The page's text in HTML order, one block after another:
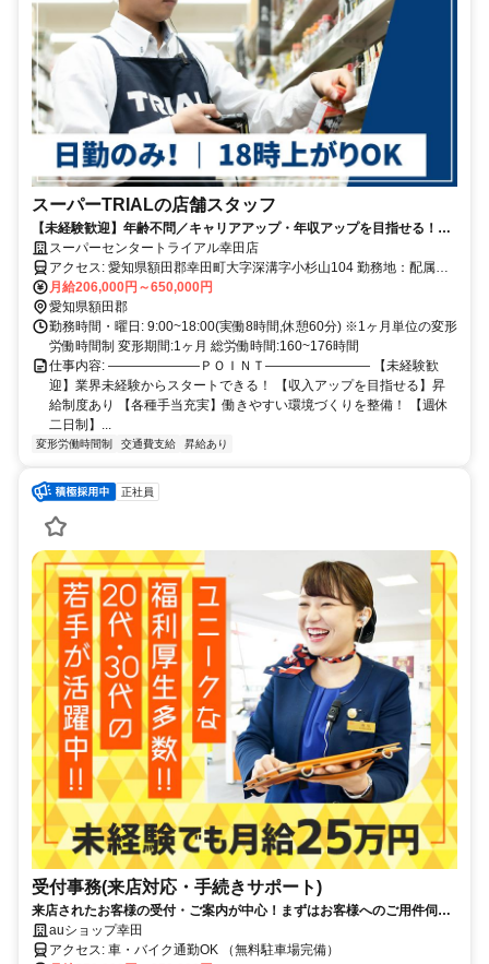
スーパーTRIALの店舗スタッフ
【未経験歓迎】年齢不問／キャリアアップ・年収アップを目指せる！／
小売業等の経験が活かせる／週休二日制／昇給・賞与あり／福利厚生充
実
スーパーセンタートライアル幸田店
アクセス: 愛知県額田郡幸田町大字深溝字小杉山104 勤務地：配属は
所在地の都道府県 ※初任地は最寄りの店舗又は希望エリアを優先し
配属します。 ※エリア内勤務または全国勤務いずれか希望を選択で
きます。
月給206,000円～650,000円
愛知県額田郡
勤務時間・曜日: 9:00~18:00(実働8時間,休憩60分) ※1ヶ月単位の変形
労働時間制 変形期間:1ヶ月 総労働時間:160~176時間
仕事内容: ―――――――ＰＯＩＮＴ―――――――― 【未経験歓
迎】業界未経験からスタートできる！ 【収入アップを目指せる】昇
給制度あり 【各種手当充実】働きやすい環境づくりを整備！ 【週休
二日制】...
変形労働時間制 交通費支給 昇給あり
正社員
受付事務(来店対応・手続きサポート)
来店されたお客様の受付・ご案内が中心！まずはお客様へのご用件伺い
からスタート！未経験から3ヶ月程度で独り立ちが目指せるフォローあ
り！
auショップ幸田
アクセス: 車・バイク通勤OK （無料駐車場完備）